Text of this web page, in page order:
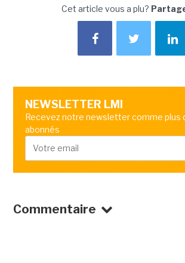
Cet article vous a plu?
NEWSLETTER LMI
Recevez notre newsletter comme plus
abonnés
Commentaire